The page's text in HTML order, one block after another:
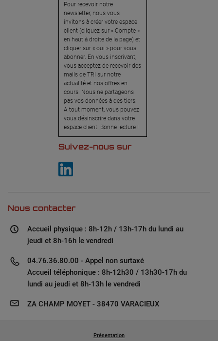
Pour recevoir notre
newsletter, nous vous
invitons à créer votre espace
client (cliquez sur « Compte »
en haut à droite de la page) et
cliquer sur « oui » pour vous
abonner. En vous inscrivant,
vous acceptez de recevoir des
mails de TRI sur notre
actualité et nos offres en
cours. Nous ne partageons
pas vos données à des tiers.
A tout moment, vous pouvez
vous désinscrire dans votre
espace client. Bonne lecture !
Suivez-nous sur
Nous contacter
Accueil physique : 8h-12h / 13h-17h du lundi au
jeudi et 8h-16h le vendredi
04.76.36.80.00 - Appel non surtaxé
Accueil téléphonique : 8h-12h30 / 13h30-17h du
lundi au jeudi et 8h-13h le vendredi
ZA CHAMP MOYET - 38470 VARACIEUX
Présentation